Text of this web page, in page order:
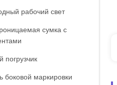
рабочий свет
сумка с
погрузчик
боковой маркировки